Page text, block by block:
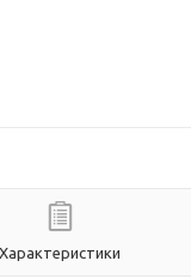
Характеристики